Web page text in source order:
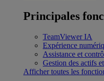
Principales
TeamViewer IA
Expérience
Assistance et
Gestion des actifs
Afficher toutes les